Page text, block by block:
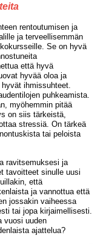
rentoutumisen ja
ja terveellisemmän
Se on hyvä
että hyvä
hyvää oloa ja
ihmissuhteet.
puhkeamista.
myöhemmin pitää
on siis tärkeistä,
stressiä. On tärkeä
tai peloista
ravitsemuksesi ja
tavoitteet sinulle uusi
että
ja vannottua että
jossakin vaiheessa
tai jopa kirjaimellisesti.
vuosi uuden
ajattelua?